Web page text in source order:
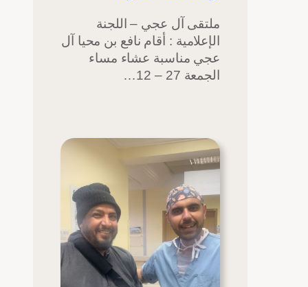
ملتقى آل عجي – اللجنة
الإعلامية : أقام نافع بن محيا آل
عجي مناسبة عشاء مساء
الجمعة 27 – 12…